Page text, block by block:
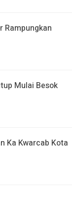
Rampungkan
Mulai Besok
Ka Kwarcab Kota